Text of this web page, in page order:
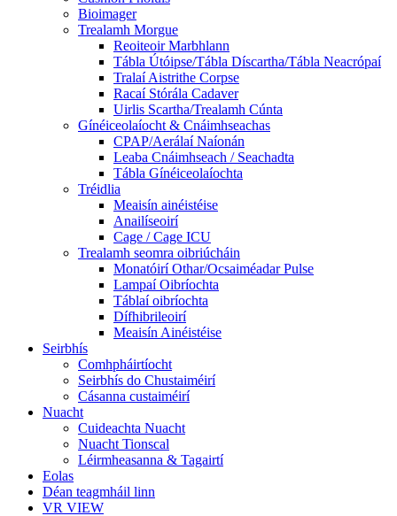
Bioimager
Trealamh Morgue
Reoiteoir Marbhlann
Tábla Útóipse/Tábla Díscartha/Tábla Neacrópaí
Tralaí Aistrithe Corpse
Racaí Stórála Cadaver
Uirlis Scartha/Trealamh Cúnta
Gínéiceolaíocht & Cnáimhseachas
CPAP/Aerálaí Naíonán
Leaba Cnáimhseach / Seachadta
Tábla Gínéiceolaíochta
Tréidlia
Meaisín ainéistéise
Anailíseoirí
Cage / Cage ICU
Trealamh seomra oibriúcháin
Monatóirí Othar/Ocsaiméadar Pulse
Lampaí Oibríochta
Táblaí oibríochta
Dífhibrileoirí
Meaisín Ainéistéise
Seirbhís
Comhpháirtíocht
Seirbhís do Chustaiméirí
Cásanna custaiméirí
Nuacht
Cuideachta Nuacht
Nuacht Tionscal
Léirmheasanna & Tagairtí
Eolas
Déan teagmháil linn
VR VIEW